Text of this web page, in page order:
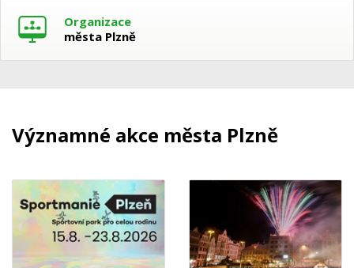
Organizace
města Plzně
Významné akce města Plzně